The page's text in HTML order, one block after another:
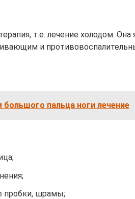
т.е. лечение холодом. Она
и
большого пальца ноги лечение
пробки, шрамы;